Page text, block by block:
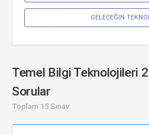
GELECEĞİN
Temel Bilgi Teknolojileri 2
Sorular
Toplam 15 Sınav